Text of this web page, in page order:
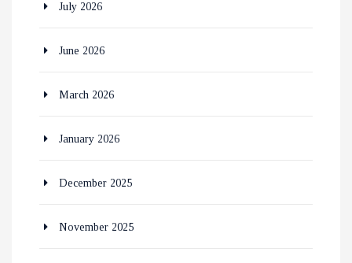
July 2026
June 2026
March 2026
January 2026
December 2025
November 2025